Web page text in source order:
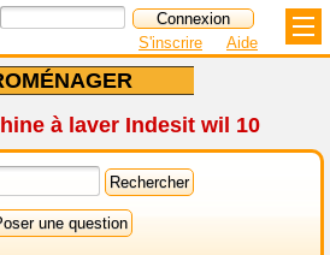
S'inscrire Aide
à laver Indesit wil 10